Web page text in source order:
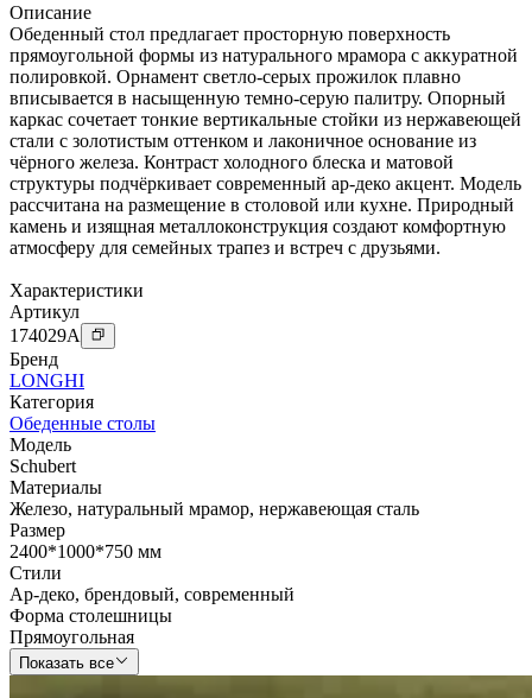
Описание
Обеденный стол предлагает просторную поверхность
прямоугольной формы из натурального мрамора с аккуратной
полировкой. Орнамент светло-серых прожилок плавно
вписывается в насыщенную темно-серую палитру. Опорный
каркас сочетает тонкие вертикальные стойки из нержавеющей
стали с золотистым оттенком и лаконичное основание из
чёрного железа. Контраст холодного блеска и матовой
структуры подчёркивает современный ар-деко акцент. Модель
рассчитана на размещение в столовой или кухне. Природный
камень и изящная металлоконструкция создают комфортную
атмосферу для семейных трапез и встреч с друзьями.
Характеристики
Артикул
174029A
Бренд
LONGHI
Категория
Обеденные столы
Модель
Schubert
Материалы
Железо, натуральный мрамор, нержавеющая сталь
Размер
2400*1000*750 мм
Стили
Ар-деко, брендовый, современный
Форма столешницы
Прямоугольная
Показать все